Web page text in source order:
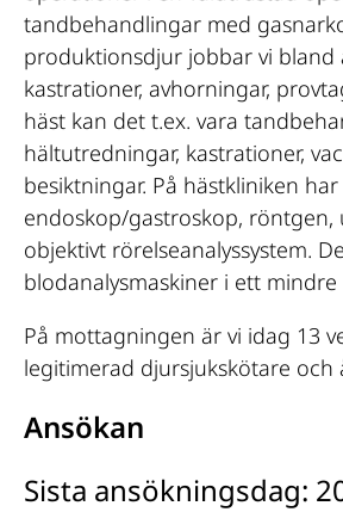
tandbehandlingar med
produktionsdjur jobbar vi bland
kastrationer, avhorningar,
häst kan det t.ex. vara
hältutredningar, kastrationer,
besiktningar. På hästkliniken
endoskop/gastroskop, röntgen,
objektivt rörelseanalyssystem.
blodanalysmaskiner i ett mindre
På mottagningen är vi idag 13
legitimerad djursjukskötare och
Ansökan
Sista ansökningsdag: